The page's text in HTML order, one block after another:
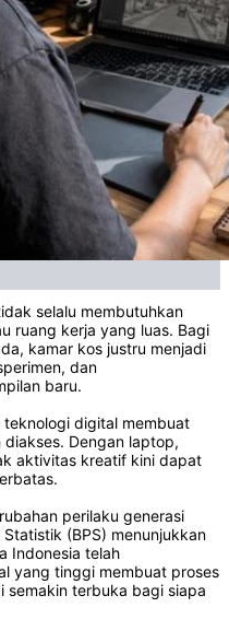
selalu membutuhkan
ruang kerja yang luas. Bagi
kamar kos justru menjadi
dan
baru.
teknologi digital membuat
Dengan laptop,
aktivitas kreatif kini dapat
perilaku generasi
(BPS) menunjukkan
Indonesia telah
yang tinggi membuat proses
semakin terbuka bagi siapa